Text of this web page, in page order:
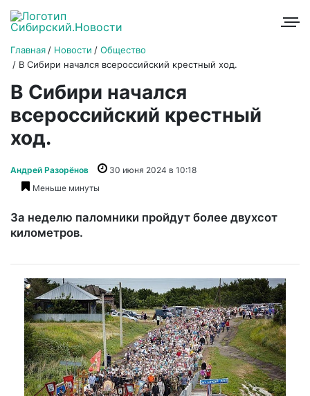
Главная Новости
Общество
В Сибири начался всероссийский крестный ход.
В Сибири начался
всероссийский крестный
ход.
Андрей Разорёнов
30 июня 2024 в 10:18
Меньше минуты
За неделю паломники пройдут более двухсот
километров.